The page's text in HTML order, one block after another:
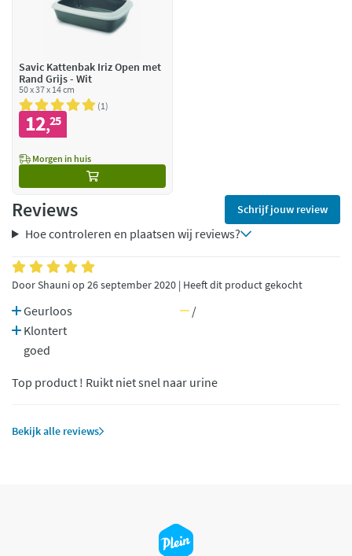
Savic Kattenbak Iriz Open met
Rand Grijs - Wit
50 x 37 x 14 cm
1
12,25
Morgen in huis
Reviews Schrijf jouw review
Hoe controleren en plaatsen wij reviews?
Door Shauni op 26 september 2020 | Heeft dit product gekocht
Geurloos
Klontert
goed
/
Top product ! Ruikt niet snel naar urine
Bekijk alle reviews